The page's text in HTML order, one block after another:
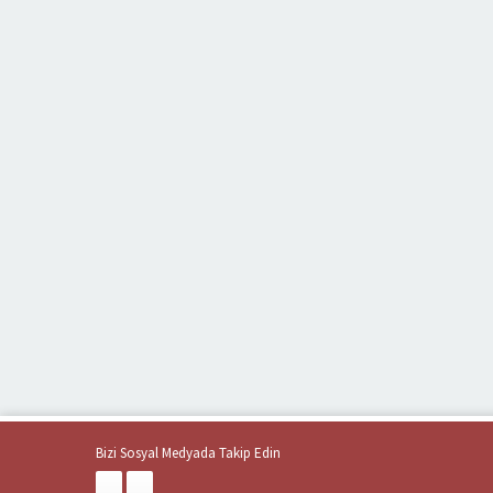
Bizi Sosyal Medyada Takip Edin